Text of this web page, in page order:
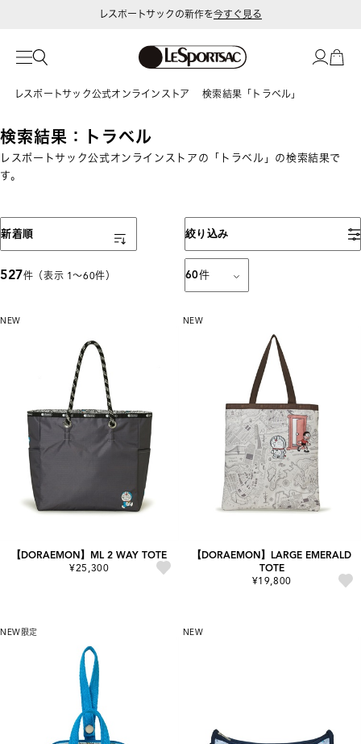
令和8年熊本地震 被災地への支援に関して
レスポートサック公式オンラインストア 検索結果「トラベル」
検索結果：トラベル
レスポートサック公式オンラインストアの「トラベル」の検索結果で
す。
絞り込み
527件（表示 1〜60件） 60件
表示順
新着順
NEW
【DORAEMON】ML 2 WAY TOTE
¥25,300
NEW
【DORAEMON】LARGE EMERALD
TOTE
¥19,800
NEW 限定 NEW